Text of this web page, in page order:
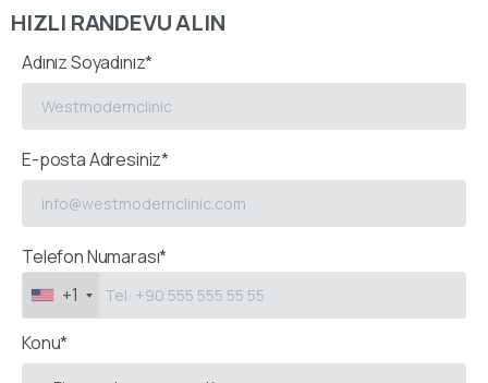
HIZLI RANDEVU ALIN
Adınız Soyadınız*
E-posta Adresiniz*
Telefon Numarası*
+1
Konu*